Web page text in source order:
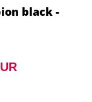
black -